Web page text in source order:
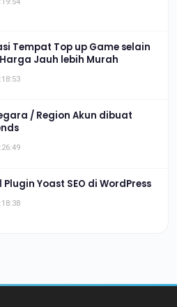
Tempat Top up Game selain
Jauh lebih Murah
/ Region Akun dibuat
Yoast SEO di WordPress